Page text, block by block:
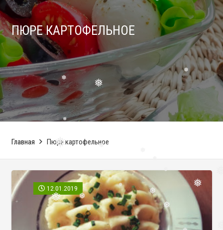
❅
❅
❅
❅
❅
❅ ❅
❅
❅ ❅
❅
❅
❅
ПЮРЕ КАРТОФЕЛЬНОЕ
Главная Пюре картофельное
12.01.2019